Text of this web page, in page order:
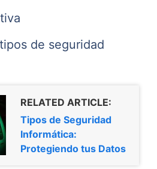
de seguridad
RELATED ARTICLE:
Tipos de Seguridad
Informática:
Protegiendo tus Datos